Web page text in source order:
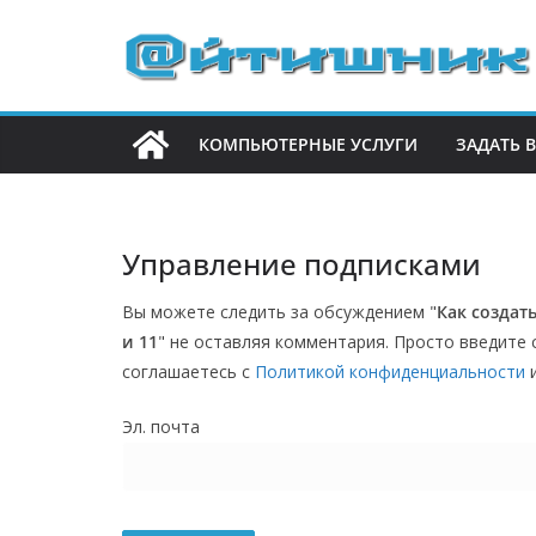
е
КОМПЬЮТЕРНЫЕ УСЛУГИ ЗАДАТЬ
Управление подписками
Вы можете следить за обсуждением "Как
и 11" не оставляя комментария. Просто
соглашаетесь с Политикой конфиденциальности
Эл. почта